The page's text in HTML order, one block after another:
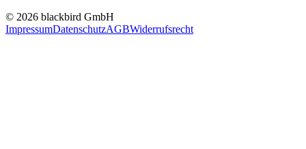
© 2026 blackbird GmbH
ImpressumDatenschutzAGBWiderrufsrecht